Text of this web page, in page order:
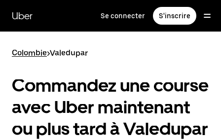
contenu
principal
Uber Se connecter S'inscrire
Colombie>Valedupar
Commandez une course
avec Uber maintenant
ou plus tard à Valedupar